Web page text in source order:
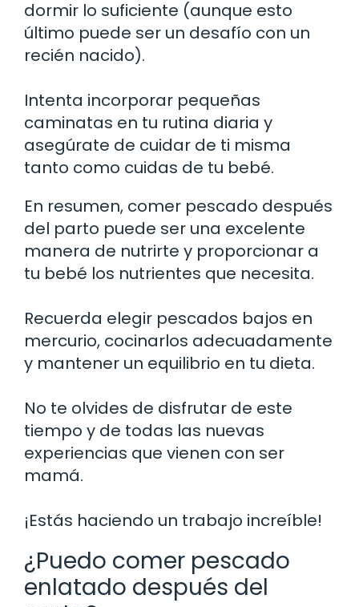
dormir lo suficiente (aunque esto
último puede ser un desafío con un
recién nacido).
Intenta incorporar pequeñas
caminatas en tu rutina diaria y
asegúrate de cuidar de ti misma
tanto como cuidas de tu bebé.
En resumen, comer pescado después
del parto puede ser una excelente
manera de nutrirte y proporcionar a
tu bebé los nutrientes que necesita.
Recuerda elegir pescados bajos en
mercurio, cocinarlos adecuadamente
y mantener un equilibrio en tu dieta.
No te olvides de disfrutar de este
tiempo y de todas las nuevas
experiencias que vienen con ser
mamá.
¡Estás haciendo un trabajo increíble!
¿Puedo comer pescado
enlatado después del